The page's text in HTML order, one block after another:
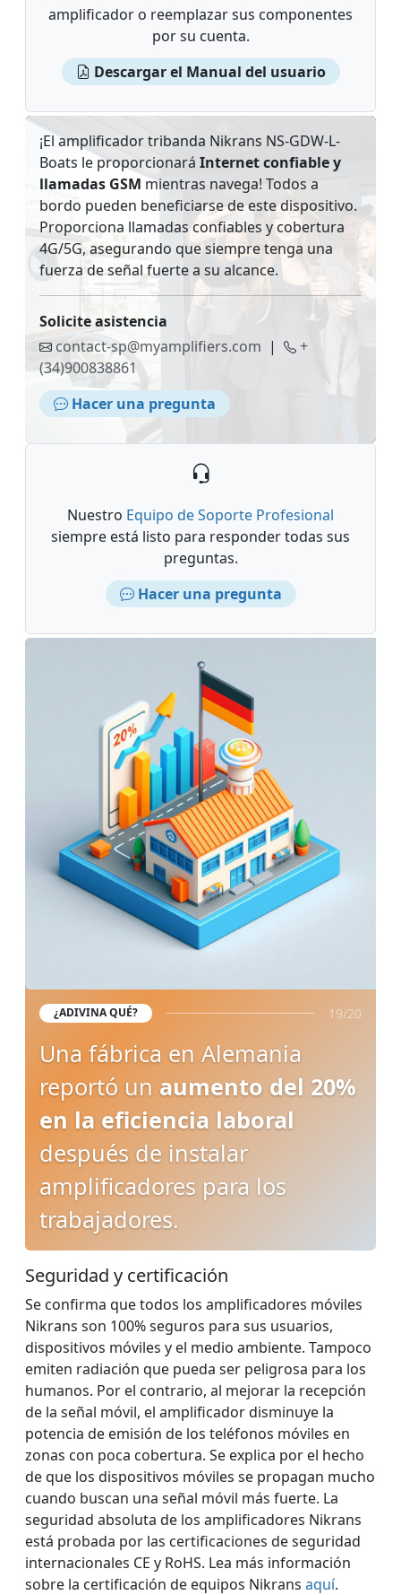
amplificador o reemplazar sus componentes
por su cuenta.
Descargar el Manual del usuario
¡El amplificador tribanda Nikrans NS-GDW-L-
Boats le proporcionará Internet confiable y
llamadas GSM mientras navega! Todos a
bordo pueden beneficiarse de este dispositivo.
Proporciona llamadas confiables y cobertura
4G/5G, asegurando que siempre tenga una
fuerza de señal fuerte a su alcance.
Solicite asistencia
contact-sp@myamplifiers.com |
+
(34)900838861
Hacer una pregunta
Nuestro Equipo de Soporte Profesional
siempre está listo para responder todas sus
preguntas.
Hacer una pregunta
¿ADIVINA QUÉ? 19/20
Una fábrica en Alemania
reportó un aumento del 20%
en la eficiencia laboral
después de instalar
amplificadores para los
trabajadores.
Seguridad y certificación
Se confirma que todos los amplificadores móviles
Nikrans son 100% seguros para sus usuarios,
dispositivos móviles y el medio ambiente. Tampoco
emiten radiación que pueda ser peligrosa para los
humanos. Por el contrario, al mejorar la recepción
de la señal móvil, el amplificador disminuye la
potencia de emisión de los teléfonos móviles en
zonas con poca cobertura. Se explica por el hecho
de que los dispositivos móviles se propagan mucho
cuando buscan una señal móvil más fuerte. La
seguridad absoluta de los amplificadores Nikrans
está probada por las certificaciones de seguridad
internacionales CE y RoHS. Lea más información
sobre la certificación de equipos Nikrans aquí.